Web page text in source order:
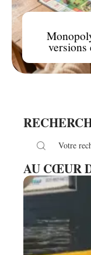
versions
AU CŒUR